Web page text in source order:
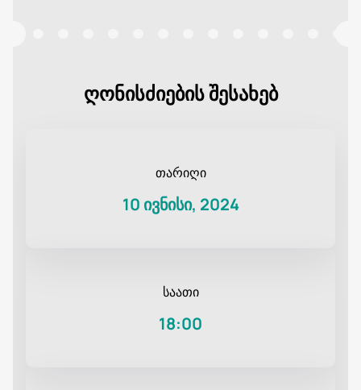
ღონისძიების შესახებ
თარიღი
10 ივნისი, 2024
საათი
18:00